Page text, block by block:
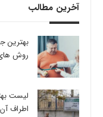
آخرین مطالب
روش
لیست
اطراف آن